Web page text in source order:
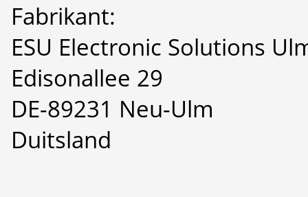
Fabrikant:
ESU Electronic Solutions
Edisonallee 29
DE-89231 Neu-Ulm
Duitsland